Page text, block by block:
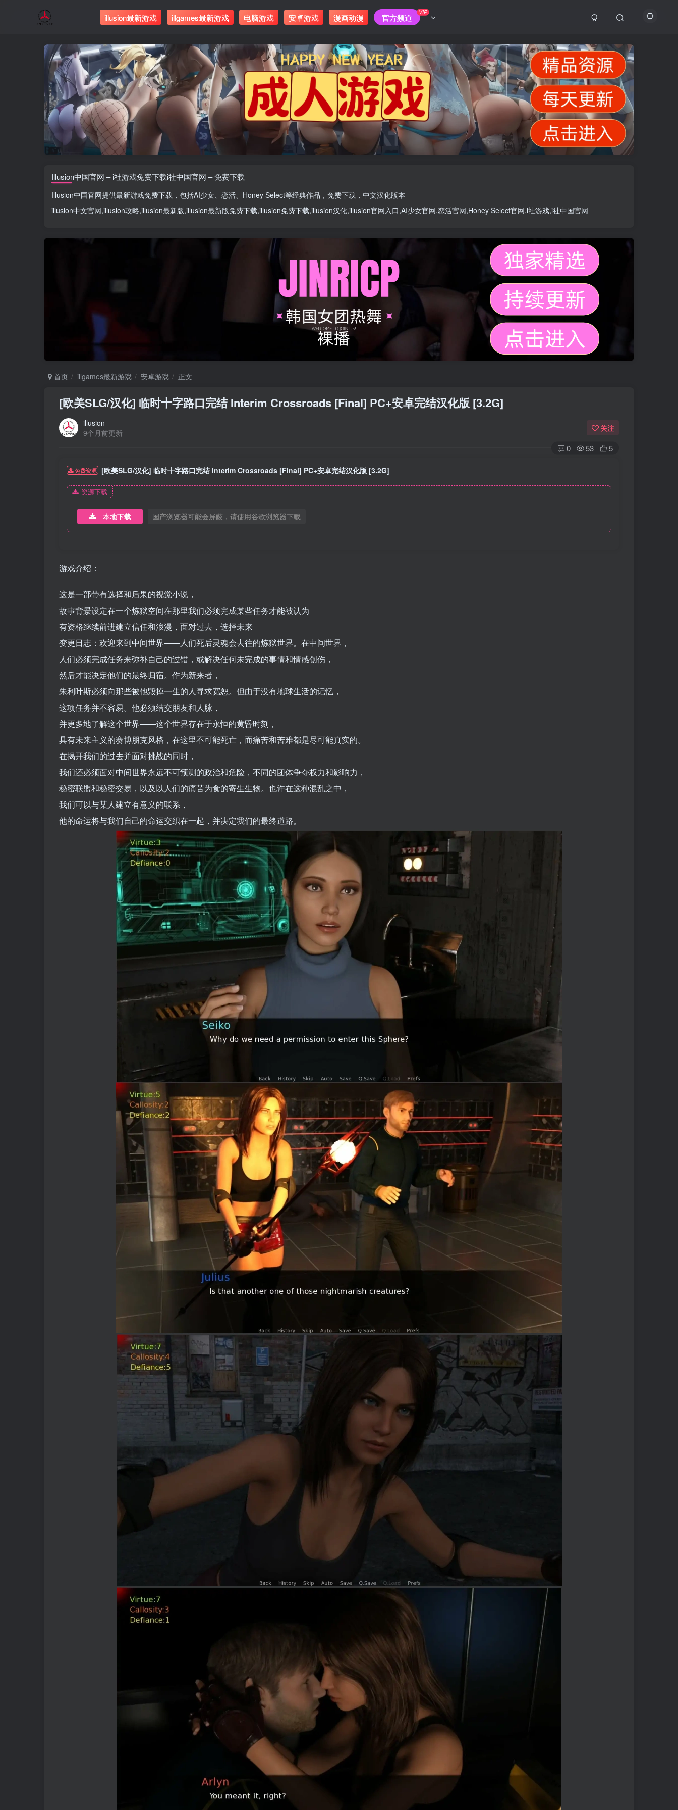
illusion最新游戏 illgames最新游戏 电脑游戏 安卓游戏 漫画动漫 官方频道
VIP
Illusion中国官网 – i社游戏免费下载i社中国官网 – 免费下载
Illusion中国官网提供最新游戏免费下载，包括AI少女、 恋活、 Honey Select等经典作品，免费下载，中文汉化版本
illusion中文官网,illusion攻略,illusion最新版,illusion最新版免费下载,illusion免费下载,illusion汉化,illusion官网入口,AI少女官网,恋活官网,Honey Select官网,i社游戏,i社中国官网
首页 illgames最新游戏 安卓游戏 正文
[欧美SLG/汉化] 临时十字路口完结 Interim Crossroads [Final] PC+安卓完结汉化版 [3.2G]
illusion
9个月前更新
关注
0 53 5
免费资源 [欧美SLG/汉化] 临时十字路口完结 Interim Crossroads [Final] PC+安卓完结汉化版 [3.2G]
资源下载
本地下载 国产浏览器可能会屏蔽，请使用谷歌浏览器下载
游戏介绍：
这是一部带有选择和后果的视觉小说，
故事背景设定在一个炼狱空间在那里我们必须完成某些任务才能被认为
有资格继续前进建立信任和浪漫，面对过去，选择未来
变更日志：欢迎来到中间世界——人们死后灵魂会去往的炼狱世界。在中间世界，
人们必须完成任务来弥补自己的过错，或解决任何未完成的事情和情感创伤，
然后才能决定他们的最终归宿。作为新来者，
朱利叶斯必须向那些被他毁掉一生的人寻求宽恕。但由于没有地球生活的记忆，
这项任务并不容易。他必须结交朋友和人脉，
并更多地了解这个世界——这个世界存在于永恒的黄昏时刻，
具有未来主义的赛博朋克风格，在这里不可能死亡，而痛苦和苦难都是尽可能真实的。
在揭开我们的过去并面对挑战的同时，
我们还必须面对中间世界永远不可预测的政治和危险，不同的团体争夺权力和影响力，
秘密联盟和秘密交易，以及以人们的痛苦为食的寄生生物。也许在这种混乱之中，
我们可以与某人建立有意义的联系，
他的命运将与我们自己的命运交织在一起，并决定我们的最终道路。